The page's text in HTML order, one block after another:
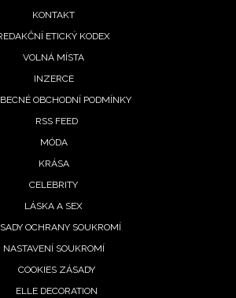
KONTAKT
ETICKÝ KODEX
VOLNÁ MÍSTA
INZERCE
OBCHODNÍ PODMÍNKY
RSS FEED
MÓDA
KRÁSA
CELEBRITY
LÁSKA A SEX
OCHRANY SOUKROMÍ
NASTAVENÍ SOUKROMÍ
COOKIES ZÁSADY
ELLE DECORATION